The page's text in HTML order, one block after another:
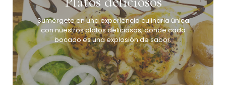
Sumérgete en una experiencia culinaria única
con nuestros platos deliciosos, donde cada
bocado es una explosión de sabor.